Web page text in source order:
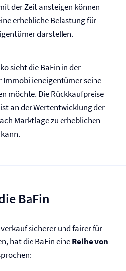
der Zeit ansteigen können
erhebliche Belastung für
darstellen.
sieht die BaFin in der
Immobilieneigentümer seine
möchte. Die Rückkaufpreise
an der Wertentwicklung der
Marktlage zu erheblichen
BaFin
sicherer und fairer für
hat die BaFin eineReihe von